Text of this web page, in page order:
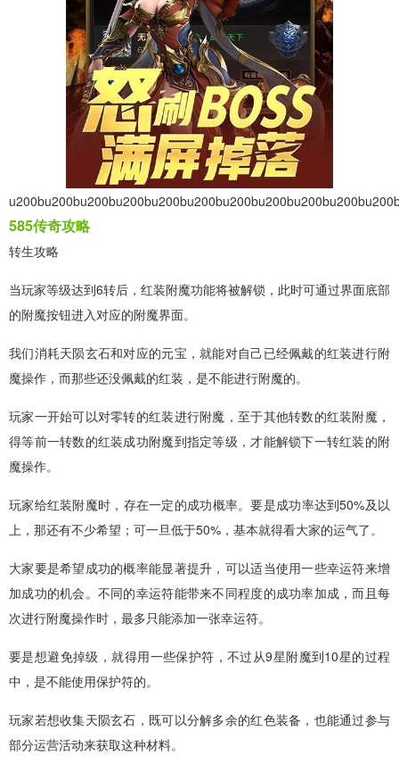
585传奇攻略
转生攻略
当玩家等级达到6转后，红装附魔功能将被解锁，此时可通过界面底部
的附魔按钮进入对应的附魔界面。
我们消耗天陨玄石和对应的元宝，就能对自己已经佩戴的红装进行附
魔操作，而那些还没佩戴的红装，是不能进行附魔的。
玩家一开始可以对零转的红装进行附魔，至于其他转数的红装附魔，
得等前一转数的红装成功附魔到指定等级，才能解锁下一转红装的附
魔操作。
玩家给红装附魔时，存在一定的成功概率。要是成功率达到50%及以
上，那还有不少希望；可一旦低于50%，基本就得看大家的运气了。
大家要是希望成功的概率能显著提升，可以适当使用一些幸运符来增
加成功的机会。不同的幸运符能带来不同程度的成功率加成，而且每
次进行附魔操作时，最多只能添加一张幸运符。
要是想避免掉级，就得用一些保护符，不过从9星附魔到10星的过程
中，是不能使用保护符的。
玩家若想收集天陨玄石，既可以分解多余的红色装备，也能通过参与
部分运营活动来获取这种材料。